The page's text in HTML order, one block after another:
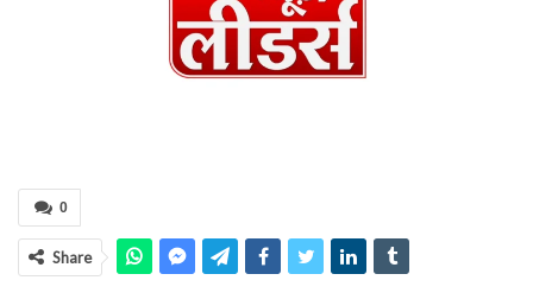
0
Share